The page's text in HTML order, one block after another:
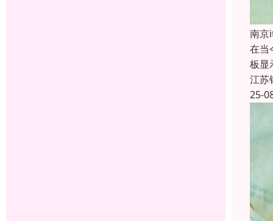
南京
在当
板显
江苏
25-